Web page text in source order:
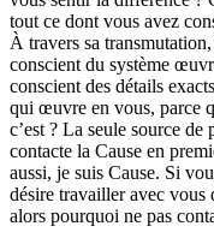
tout ce dont vous avez
À travers sa
conscient du système
conscient des détails
qui œuvre en vous, parce
c’est ? La seule source de
contacte la Cause en
aussi, je suis Cause. Si
désire travailler avec vous
alors pourquoi ne pas